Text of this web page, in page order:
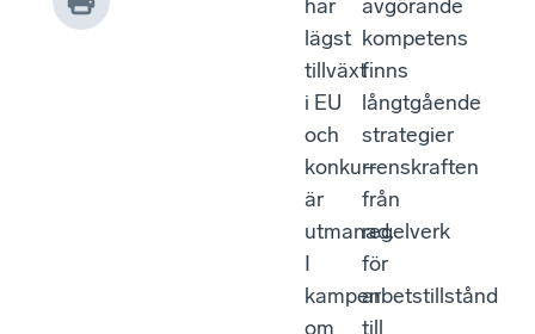
har
lägst
tillväxt
i EU
och
konkurrenskraften
är
utmanad.
I
kampen
om
avgörande
kompetens
finns
långtgående
strategier
–
från
regelverk
för
arbetstillstånd
till